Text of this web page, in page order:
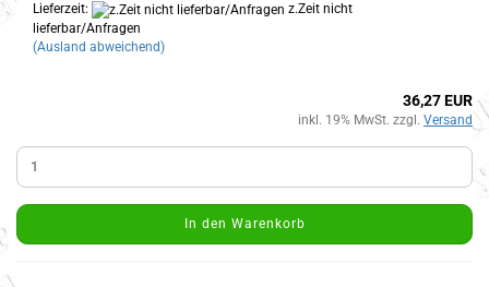
Lieferzeit:
z.Zeit nicht
lieferbar/Anfragen
(Ausland abweichend)
36,27 EUR
inkl. 19% MwSt. zzgl. Versand
In den Warenkorb